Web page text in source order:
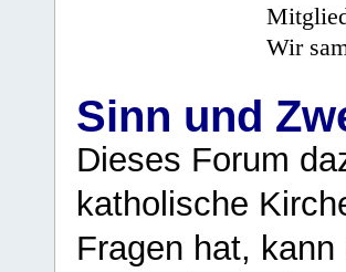
Wir
Sinn und
Dieses Forum
katholische
Fragen hat,